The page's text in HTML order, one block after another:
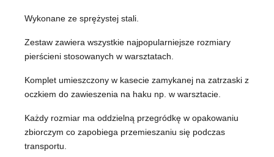
Wykonane ze sprężystej stali.
Zestaw zawiera wszystkie najpopularniejsze rozmiary
pierścieni stosowanych w warsztatach.
Komplet umieszczony w kasecie zamykanej na zatrzaski z
oczkiem do zawieszenia na haku np. w warsztacie.
Każdy rozmiar ma oddzielną przegródkę w opakowaniu
zbiorczym co zapobiega przemieszaniu się podczas
transportu.